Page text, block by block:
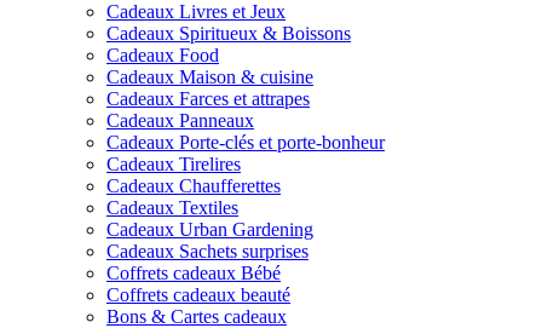
Cadeaux Livres et Jeux
Cadeaux Spiritueux & Boissons
Cadeaux Food
Cadeaux Maison & cuisine
Cadeaux Farces et attrapes
Cadeaux Panneaux
Cadeaux Porte-clés et porte-bonheur
Cadeaux Tirelires
Cadeaux Chaufferettes
Cadeaux Textiles
Cadeaux Urban Gardening
Cadeaux Sachets surprises
Coffrets cadeaux Bébé
Coffrets cadeaux beauté
Bons & Cartes cadeaux